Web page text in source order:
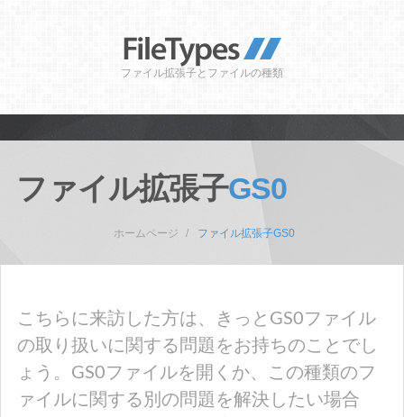
ファイル拡張子とファイルの種類
ファイル拡張子GS0
ホームページ ファイル拡張子GS0
こちらに来訪した方は、きっとGS0ファイル
の取り扱いに関する問題をお持ちのことでし
ょう。GS0ファイルを開くか、この種類のフ
ァイルに関する別の問題を解決したい場合